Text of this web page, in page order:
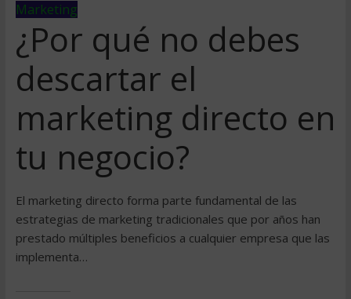
Marketing
¿Por qué no debes
descartar el
marketing directo en
tu negocio?
El marketing directo forma parte fundamental de las
estrategias de marketing tradicionales que por años han
prestado múltiples beneficios a cualquier empresa que las
implementa…